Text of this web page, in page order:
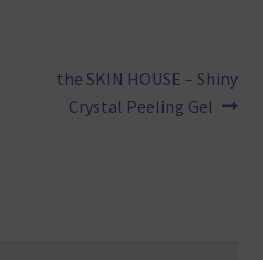
Nächster
Beitrag:
the SKIN HOUSE – Shiny
Crystal Peeling Gel